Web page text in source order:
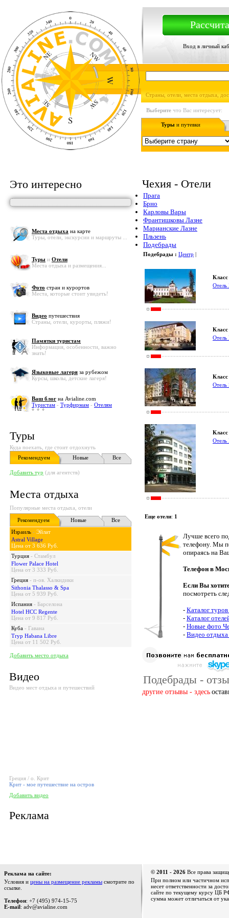
Вход в личный
Страны, отели, места отдыха,
Выберите что Вас интересует:
Туры и путевки
Это интересно
Места отдыха на карте
Туры, отели, экскурсии и маршруты ...
Туры и Отели
Места отдыха и размещения...
Фото стран и курортов
Места, которые стоит увидеть!
Видео путешествия
Страны, отели, курорты, пляжи!
Памятки туристам
Информация, особенности, важно
знать!
Языковые лагеря за рубежом
Курсы, школы, детские лагеря!
Ваш блог на Avialine.com
Туристам - Турфирмам - Отелям
Туры
Куда поехать, где стоит отдохнуть
Рекомендуем
Новые Все
Добавить тур (для агентств)
Места отдыха
Популярные места отдыха, отели
Рекомендуем
Новые
Все
Израиль - Эйлат
Astral Village
Цена от 3 636 Руб.
Турция - Стамбул
Flower Palace Hotel
Цена от 3 333 Руб.
Греция - п-ов. Халкидики
Sithonia Thalasso & Spa
Цена от 5 939 Руб.
Испания - Барселона
Hotel HCC Regente
Цена от 9 817 Руб.
Куба - Гавана
Tryp Habana Libre
Цена от 11 502 Руб.
Добавить место отдыха
Видео
Видео мест отдыха и путешествий
Греция / о. Крит
Крит - мое путешествие на остров
Добавить видео
Реклама
Чехия - Отели
Прага
Брно
Карловы Вары
Франтишковы Лазне
Марианские Лазне
Пльзень
Подебрады
Подебрады : Центр |
Отель
Отель
Отель
Отель
Еще отели: 1
Лучше всего
телефону. Мы
опираясь на
Телефон в
Если Вы
посмотреть
- Каталог
- Каталог
- Новые фото
- Видео отдыха
Подебрады -
другие отзывы - здесь
Реклама на сайте:
Условия и цены на размещение рекламы смотрите по
ссылке.
Телефон: +7 (495) 974-15-75
E-mail: adv@avialine.com
© 2011 - 2026 Все права
При полном или частичном
несет ответственности за
сайте по текущему курсу ЦБ
сумма может отличаться от